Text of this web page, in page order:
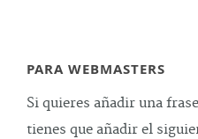
PARA WEBMASTERS
Si quieres añadir una
tienes que añadir el